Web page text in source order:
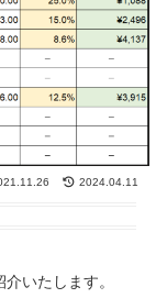
2024.04.11
いたします。